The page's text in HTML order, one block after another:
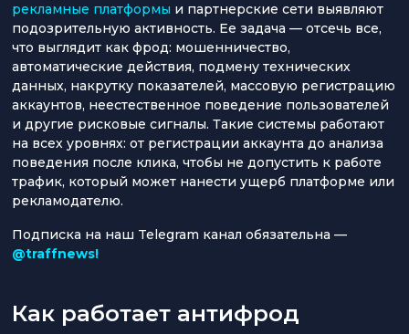
рекламные платформы и партнерские сети выявляют
подозрительную активность. Ее задача — отсечь все,
что выглядит как фрод: мошенничество,
автоматические действия, подмену технических
данных, накрутку показателей, массовую регистрацию
аккаунтов, неестественное поведение пользователей
и другие рисковые сигналы. Такие системы работают
на всех уровнях: от регистрации аккаунта до анализа
поведения после клика, чтобы не допустить к работе
трафик, который может нанести ущерб платформе или
рекламодателю.
Подписка на наш Telegram канал обязательна —
@traffnews!
Как работает антифрод